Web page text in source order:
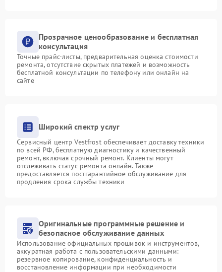
Прозрачное ценообразование и бесплатная
консультация
Точные прайс-листы, предварительная оценка стоимости
ремонта, отсутствие скрытых платежей и возможность
бесплатной консультации по телефону или онлайн на
сайте
Широкий спектр услуг
Сервисный центр Vestfrost обеспечивает доставку техники
по всей РФ, бесплатную диагностику и качественный
ремонт, включая срочный ремонт. Клиенты могут
отслеживать статус ремонта онлайн. Также
предоставляется постгарантийное обслуживание для
продления срока службы техники
Оригинальные программные решение и
безопасное обслуживание данных
Использование официальных прошивок и инструментов,
аккуратная работа с пользовательскими данными:
резервное копирование, конфиденциальность и
восстановление информации при необходимости